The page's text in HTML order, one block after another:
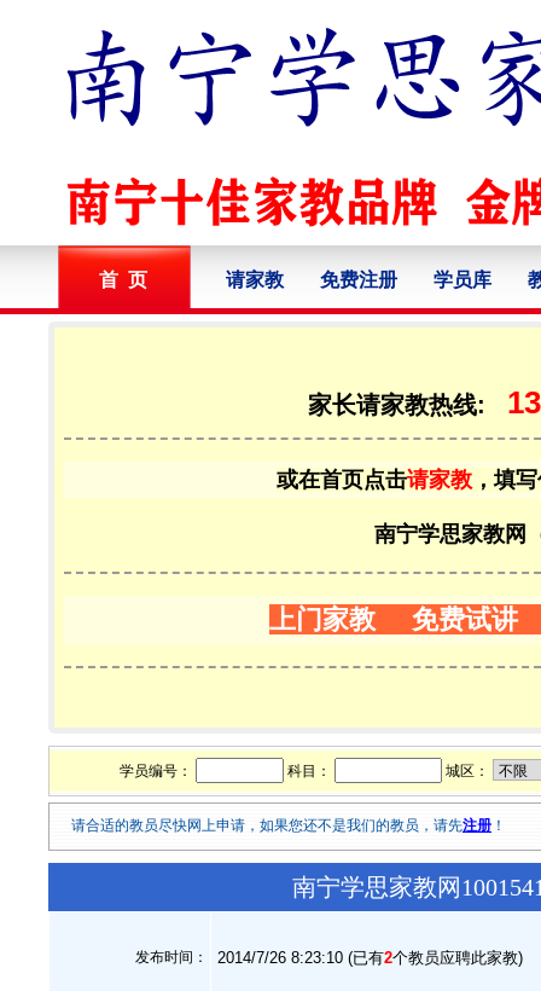
首 页 请家教 免费注册 学员库
家长请家教热线:
或在首页点击请家教 ，填
南宁学思家教网
上门家教 免费试讲
学员编号： 科目： 城区：
请合适的教员尽快网上申请，如果您还不是我们的教员，请先注册 ！
南宁学思家教网
发布时间： 2014/7/26 8:23:10 (已有2个教员应聘此家教)